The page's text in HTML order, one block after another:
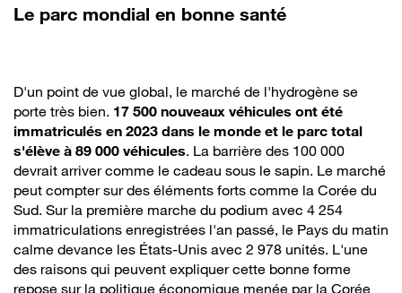
Le parc mondial en bonne santé
D'un point de vue global, le marché de l'hydrogène se
porte très bien. 17 500 nouveaux véhicules ont été
immatriculés en 2023 dans le monde et le parc total
s'élève à 89 000 véhicules. La barrière des 100 000
devrait arriver comme le cadeau sous le sapin. Le marché
peut compter sur des éléments forts comme la Corée du
Sud. Sur la première marche du podium avec 4 254
immatriculations enregistrées l'an passé, le Pays du matin
calme devance les États-Unis avec 2 978 unités. L'une
des raisons qui peuvent expliquer cette bonne forme
repose sur la politique économique menée par la Corée